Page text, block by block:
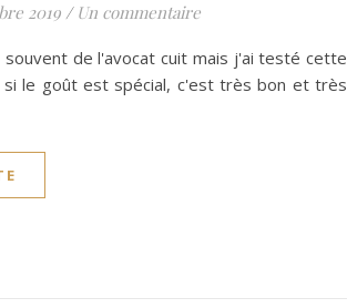
2019 / Un commentaire
souvent de l'avocat cuit mais j'ai testé cette
le goût est spécial, c'est très bon et très